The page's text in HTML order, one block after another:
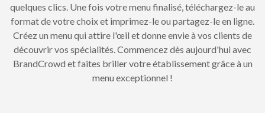
quelques clics. Une fois votre menu finalisé, téléchargez-le au
format de votre choix et imprimez-le ou partagez-le en ligne.
Créez un menu qui attire l'œil et donne envie à vos clients de
découvrir vos spécialités. Commencez dès aujourd'hui avec
BrandCrowd et faites briller votre établissement grâce à un
menu exceptionnel !